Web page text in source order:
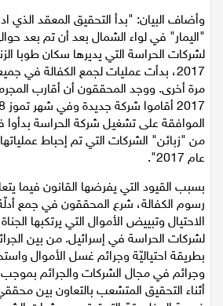
تقارير خاصة
اقتصاد
مقالات
مطبخ
صحة وطب
مجلة الحمرا
جمال وازياء
تكنولوجيا
وأضاف البيان: "بدأ التحقيق المعقد الذي
"اليمار" في لواء الشمال بعد أن تم بعد
لشركات الحراسة التي يديرها سكان طوبا
2017، بدأت عمليات لجمع الكفالة في
مرة أخرى. ووجد المحققون أن أقارب
الموافقة على تشغيل شركة الحراسة
من "زبائن" الشركات التي تم إحباط
عام 2017".
بسبب القيود التي يفرضها القانون فيما
رسوم الكفالة، شرع المحققون في جمع
الاحتيال وتبييض الأموال التي يرتكبها
لشركات الحراسة في إسرائيل. من بين
بطريقة احتياليّة وجرائم غسل الأموال
وجرائم في مجال الشركات والجرائم
أثناء التحقيق المتشعب بالتعاون بين